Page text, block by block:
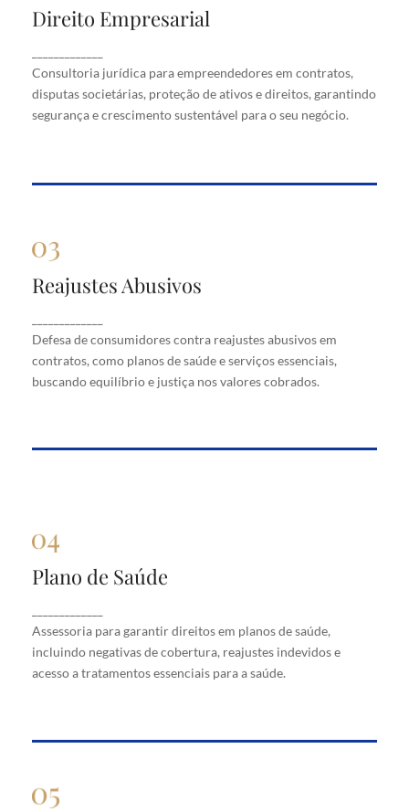
Direito Empresarial
Consultoria jurídica para empreendedores em contratos,
disputas societárias, proteção de ativos e direitos, garantindo
segurança e crescimento sustentável para o seu negócio.
Direito Empresarial
contratos, disputas societárias, proteção de ativos
e direitos, garantindo segurança e crescimento
sustentável para o seu negócio.
Reajustes Abusivos
Defesa de consumidores contra reajustes abusivos em
contratos, como planos de saúde e serviços essenciais,
buscando equilíbrio e justiça nos valores cobrados.
Reajustes Abusivos
em contratos, como planos de saúde e serviços
essenciais, buscando equilíbrio e justiça nos valores
cobrados.
Plano de Saúde
Assessoria para garantir direitos em planos de saúde,
incluindo negativas de cobertura, reajustes indevidos e
acesso a tratamentos essenciais para a saúde.
Plano de Saúde
saúde, incluindo negativas de cobertura, reajustes
indevidos e acesso a tratamentos essenciais para a
saúde.